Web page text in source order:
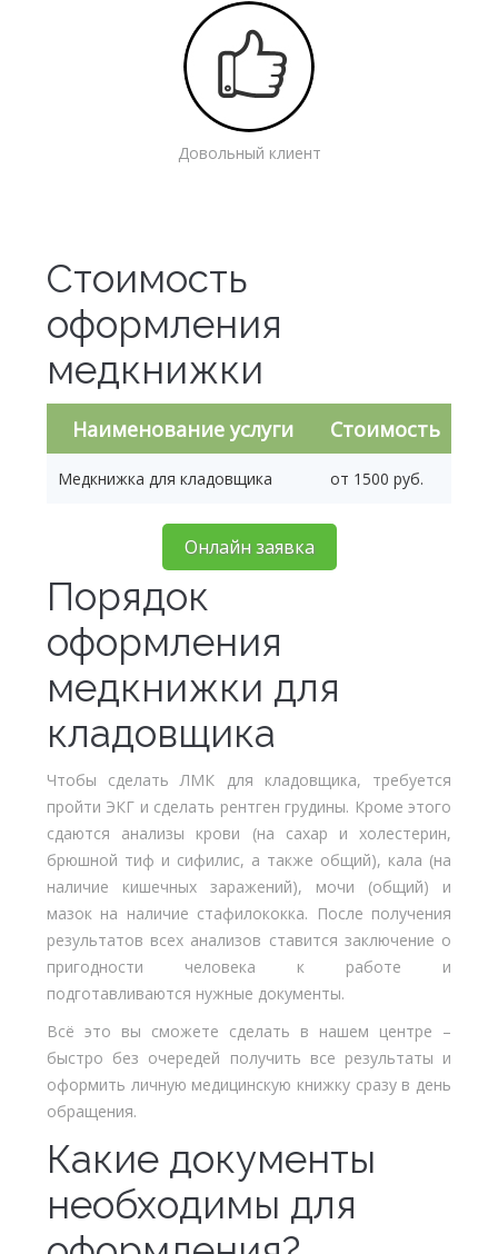
Довольный клиент
Стоимость
оформления
медкнижки
Наименование услуги Стоимость
Медкнижка для кладовщика от 1500 руб.
Онлайн заявка
Порядок
оформления
медкнижки для
кладовщика
Чтобы сделать ЛМК для кладовщика, требуется
пройти ЭКГ и сделать рентген грудины. Кроме этого
сдаются анализы крови (на сахар и холестерин,
брюшной тиф и сифилис, а также общий), кала (на
наличие кишечных заражений), мочи (общий) и
мазок на наличие стафилококка. После получения
результатов всех анализов ставится заключение о
пригодности человека к работе и
подготавливаются нужные документы.
Всё это вы сможете сделать в нашем центре –
быстро без очередей получить все результаты и
оформить личную медицинскую книжку сразу в день
обращения.
Какие документы
необходимы для